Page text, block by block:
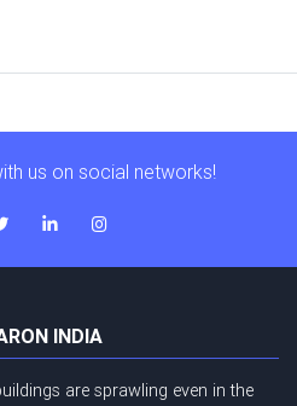
us on social networks!
INDIA
are sprawling even in the